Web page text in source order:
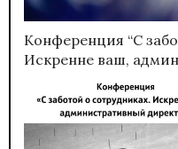
Конференция “С
Искренне ваш,